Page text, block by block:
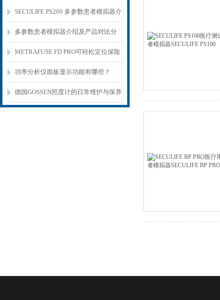
SECULIFE PS200 多参数患者模拟器介
绍
多参数患者模拟器介绍及产品对比分
析
METRAFUSE FD PRO可轻松定位保险
属于哪个插座
功率分析仪面板显示功能有哪些？
德国GOSSEN照度计的日常维护与保养